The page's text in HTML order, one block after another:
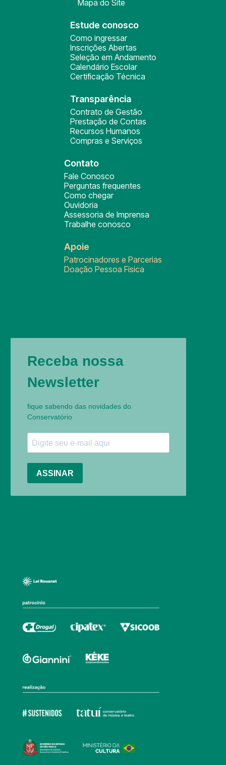
Mapa do Site
Estude conosco
Como ingressar
Inscrições Abertas
Seleção em Andamento
Calendário Escolar
Certificação Técnica
Transparência
Contrato de Gestão
Prestação de Contas
Recursos Humanos
Compras e Serviços
Contato
Fale Conosco
Perguntas frequentes
Como chegar
Ouvidoria
Assessoria de Imprensa
Trabalhe conosco
Apoie
Patrocinadores e Parcerias
Doação Pessoa Física